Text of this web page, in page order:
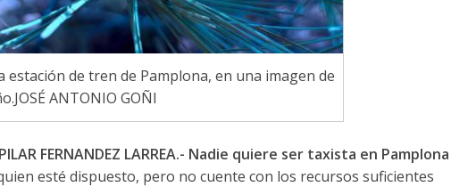
de tren de Pamplona, en una imagen de
ANTONIO GOÑI
FERNANDEZ LARREA.- Nadie quiere ser taxista en Pamplona
esté dispuesto, pero no cuente con los recursos suficientes